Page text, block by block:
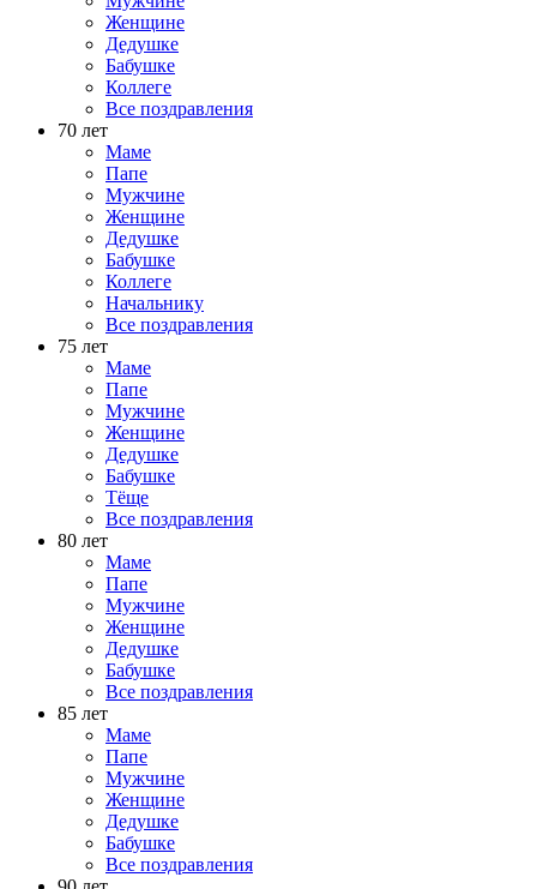
Женщине
Дедушке
Бабушке
Коллеге
Все поздравления
70 лет
Маме
Папе
Мужчине
Женщине
Дедушке
Бабушке
Коллеге
Начальнику
Все поздравления
75 лет
Маме
Папе
Мужчине
Женщине
Дедушке
Бабушке
Тёще
Все поздравления
80 лет
Маме
Папе
Мужчине
Женщине
Дедушке
Бабушке
Все поздравления
85 лет
Маме
Папе
Мужчине
Женщине
Дедушке
Бабушке
Все поздравления